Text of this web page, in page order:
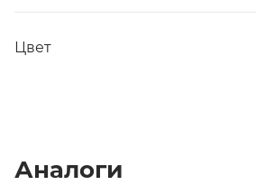
Цвет
Аналоги